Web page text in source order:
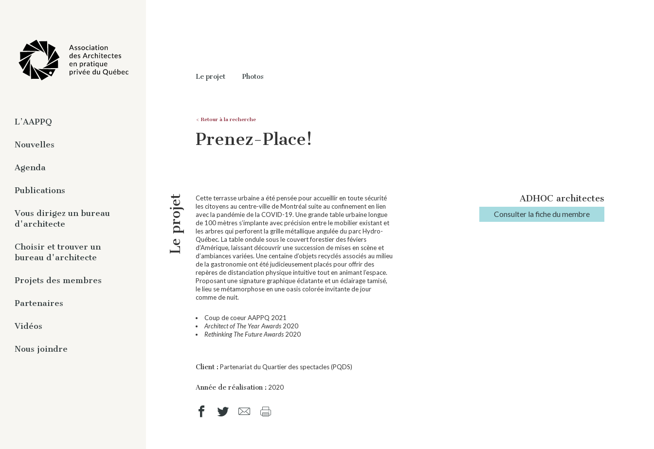
L’AAPPQ
À propos
Travaux
l’architecture
Nouvelles
Agenda
Publications
Magazine numérique -
Panorama
Études et guides
Rapports et communiqués
Rediffusion de webinaires
Vous dirigez un bureau
d'architecte
Vous êtes membre
Vous n’êtes pas membre
Choisir et trouver un
bureau d'architecte
Pourquoi un architecte ?
Projets des membres
Partenaires
Répertoire des partenaires
Vidéos
Architectes en série
Nous joindre
Le projet Photos
< Retour à la recherche
Prenez-Place!
Le projet
Cette terrasse urbaine a été pensée pour accueillir en toute sécurité
les citoyens au centre-ville de Montréal suite au confinement en lien
avec la pandémie de la COVID-19. Une grande table urbaine longue
de 100 mètres s’implante avec précision entre le mobilier existant et
les arbres qui perforent la grille métallique angulée du parc Hydro-
Québec. La table ondule sous le couvert forestier des féviers
d’Amérique, laissant découvrir une succession de mises en scène et
d’ambiances variées. Une centaine d’objets recyclés associés au milieu
de la gastronomie ont été judicieusement placés pour offrir des
repères de distanciation physique intuitive tout en animant l’espace.
Proposant une signature graphique éclatante et un éclairage tamisé,
le lieu se métamorphose en une oasis colorée invitante de jour
comme de nuit.
Coup de coeur AAPPQ 2021
Architect of The Year Awards 2020
Rethinking The Future Awards 2020
Client : Partenariat du Quartier des spectacles (PQDS)
Année de réalisation : 2020
ADHOC architectes
Consulter la fiche du membre